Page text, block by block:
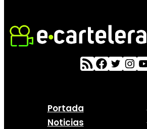
Portada
Noticias